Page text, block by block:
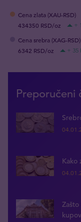
Cena zlata (XAU-RSD)
434350 RSD/oz
+
Cena srebra (XAG-RSD)
6342 RSD/oz
+ 35
Preporučeni
Kako